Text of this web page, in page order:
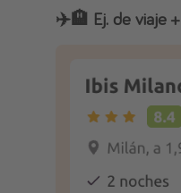
✈️🏨 Ej. de viaje